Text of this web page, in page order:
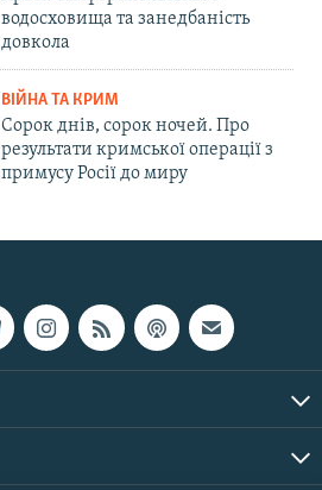
водосховища та занедбаність
довкола
ВІЙНА ТА КРИМ
Сорок днів, сорок ночей. Про
результати кримської операції з
примусу Росії до миру